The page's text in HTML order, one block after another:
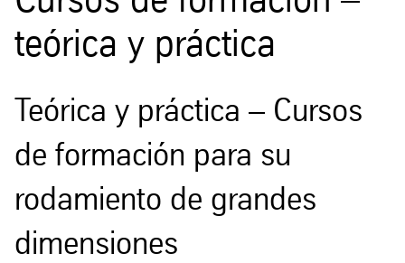
teórica y práctica
Teórica y práctica – Cursos
de formación para su
rodamiento de grandes
dimensiones